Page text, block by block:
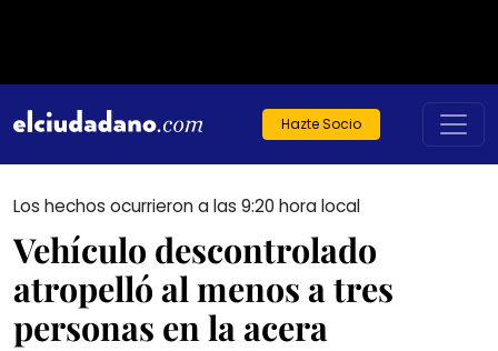
Hazte Socio
Los hechos ocurrieron a las 9:20 hora local
Vehículo descontrolado
atropelló al menos a tres
personas en la acera